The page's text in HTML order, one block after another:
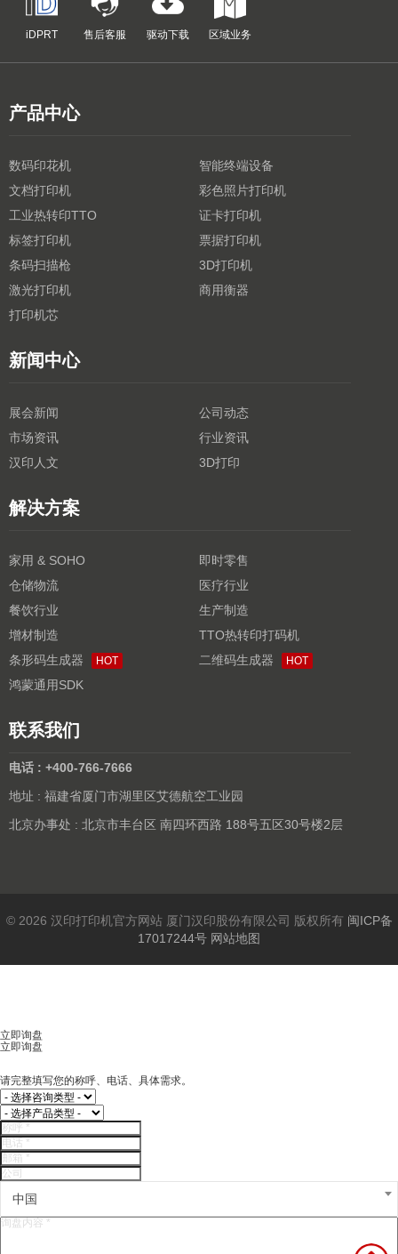
iDPRT 售后客服 驱动下载 区域业务
产品中心
数码印花机
智能终端设备
文档打印机
彩色照片打印机
工业热转印TTO
证卡打印机
标签打印机
票据打印机
条码扫描枪
3D打印机
激光打印机
商用衡器
打印机芯
新闻中心
展会新闻
公司动态
市场资讯
行业资讯
汉印人文
3D打印
解决方案
家用 & SOHO
即时零售
仓储物流
医疗行业
餐饮行业
生产制造
增材制造
TTO热转印打码机
条形码生成器
HOT 二维码生成器 HOT
鸿蒙通用SDK
联系我们
电话 : +400-766-7666
地址 : 福建省厦门市湖里区艾德航空工业园
北京办事处 : 北京市丰台区 南四环西路 188号五区30号楼2层
© 2026 汉印打印机官方网站 厦门汉印股份有限公司 版权所有 闽ICP备
17017244号 网站地图
立即询盘
立即询盘
请完整填写您的称呼、电话、具体需求。
中国